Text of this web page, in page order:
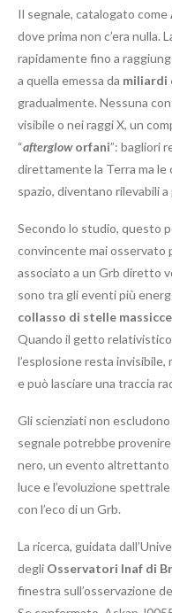
Il segnale, catalogato come
dove prima non c’era nulla.
rapidamente fino a
a quella emessa da miliardi
gradualmente. Nessuna
visibile o nei raggi X, un
“aftergloworfani”: bagliori
direttamente la Terra ma le
spazio, diventano rilevabili
Secondo lo studio, questo
convincente mai osservato
associato a un Grb diretto
sono tra gli eventi più
collasso di stelle massicce
Quando il getto
l’esplosione resta invisibile,
e può lasciare una traccia
Gli scienziati non
segnale potrebbe
nero, un evento altrettanto
luce e l’evoluzione
con l’eco di un Grb.
La ricerca, guidata
degli Osservatori Inaf di
finestra sull’osservazione